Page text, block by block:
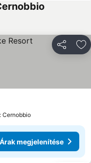
Cernobbio
Árak megjelenítése